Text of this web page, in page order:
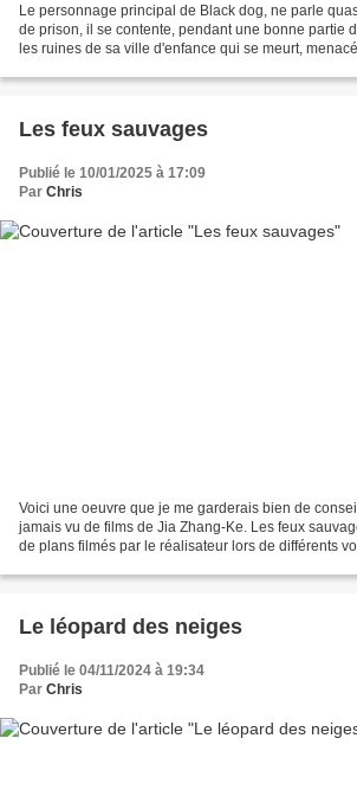
Le personnage principal de Black dog, ne parle
de prison, il se contente, pendant une bonne partie
les ruines de sa ville d'enfance qui se meurt,
Les feux sauvages
Publié le 10/01/2025 à 17:09
Par Chris
Voici une oeuvre que je me garderais bien de
jamais vu de films de Jia Zhang-Ke. Les feux
de plans filmés par le réalisateur lors de différents
Le léopard des neiges
Publié le 04/11/2024 à 19:34
Par Chris